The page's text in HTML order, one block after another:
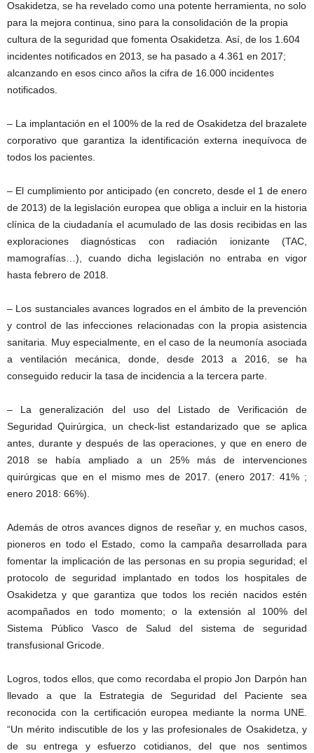
Osakidetza, se ha revelado como una potente herramienta, no solo
para la mejora continua, sino para la consolidación de la propia
cultura de la seguridad que fomenta Osakidetza. Así, de los 1.604
incidentes notificados en 2013, se ha pasado a 4.361 en 2017;
alcanzando en esos cinco años la cifra de 16.000 incidentes
notificados.
– La implantación en el 100% de la red de Osakidetza del brazalete
corporativo que garantiza la identificación externa inequívoca de
todos los pacientes.
– El cumplimiento por anticipado (en concreto, desde el 1 de enero
de 2013) de la legislación europea que obliga a incluir en la historia
clínica de la ciudadanía el acumulado de las dosis recibidas en las
exploraciones diagnósticas con radiación ionizante (TAC,
mamografías…), cuando dicha legislación no entraba en vigor
hasta febrero de 2018.
– Los sustanciales avances logrados en el ámbito de la prevención
y control de las infecciones relacionadas con la propia asistencia
sanitaria. Muy especialmente, en el caso de la neumonía asociada
a ventilación mecánica, donde, desde 2013 a 2016, se ha
conseguido reducir la tasa de incidencia a la tercera parte.
– La generalización del uso del Listado de Verificación de
Seguridad Quirúrgica, un check-list estandarizado que se aplica
antes, durante y después de las operaciones, y que en enero de
2018 se había ampliado a un 25% más de intervenciones
quirúrgicas que en el mismo mes de 2017. (enero 2017: 41% ;
enero 2018: 66%).
Además de otros avances dignos de reseñar y, en muchos casos,
pioneros en todo el Estado, como la campaña desarrollada para
fomentar la implicación de las personas en su propia seguridad; el
protocolo de seguridad implantado en todos los hospitales de
Osakidetza y que garantiza que todos los recién nacidos estén
acompañados en todo momento; o la extensión al 100% del
Sistema Público Vasco de Salud del sistema de seguridad
transfusional Gricode.
Logros, todos ellos, que como recordaba el propio Jon Darpón han
llevado a que la Estrategia de Seguridad del Paciente sea
reconocida con la certificación europea mediante la norma UNE.
“Un mérito indiscutible de los y las profesionales de Osakidetza, y
de su entrega y esfuerzo cotidianos, del que nos sentimos